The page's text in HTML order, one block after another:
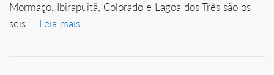
Mormaço, Ibirapuitã, Colorado e Lagoa dos Três são os
seis ... Leia mais